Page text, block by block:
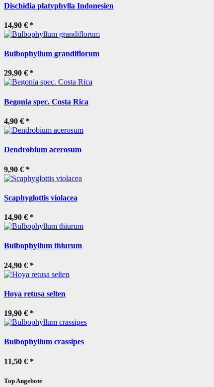
Dischidia platyphylla Indonesien
14,90 € *
Bulbophyllum grandiflorum
29,90 € *
Begonia spec. Costa Rica
4,90 € *
Dendrobium acerosum
9,90 € *
Scaphyglottis violacea
14,90 € *
Bulbophyllum thiurum
24,90 € *
Hoya retusa selten
19,90 € *
Bulbophyllum crassipes
11,50 € *
Top Angebote